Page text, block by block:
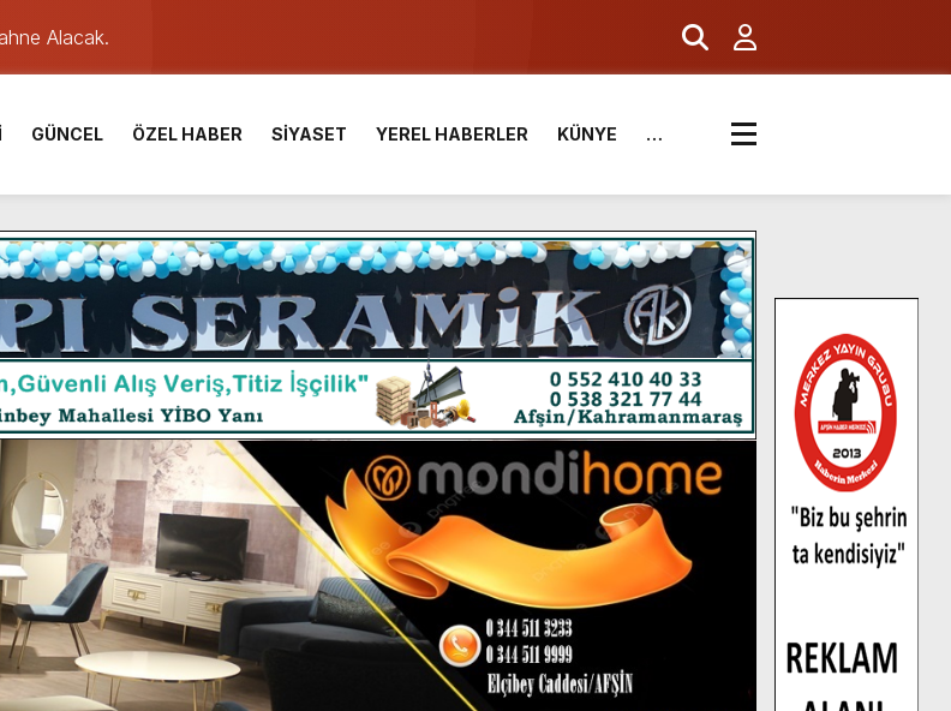
Alacak.
Şehitlerinin Aileleriyle Bir Araya Geldi.
Beşikdüzü’nde hayırlı olsun ziyareti.
ve Bilimle Buluştu.
Derecesi Getirdi.
Yunus Dağdelen tarafından yaşatılıyor.
Spor’un en büyük gücüdür.”
Konvoyu, güçlenerek ilerliyor.
GÜNCEL ÖZEL HABER SİYASET YEREL HABERLER KÜNYE …